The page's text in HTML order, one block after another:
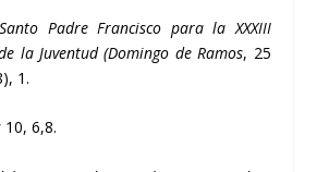
Padre Francisco para la XXXIII
la Juventud (Domingo de Ramos, 25
1.
10, 6,8.